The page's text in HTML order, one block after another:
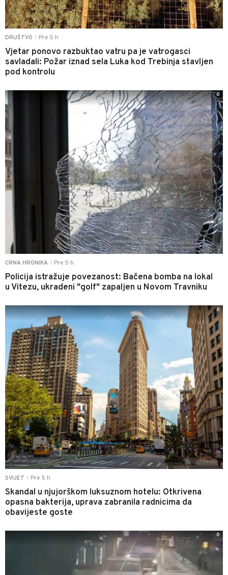
DRUŠTVO Pre 5 h
Vjetar ponovo razbuktao vatru pa je vatrogasci
savladali: Požar iznad sela Luka kod Trebinja stavljen
pod kontrolu
CRNA HRONIKA Pre 5 h
Policija istražuje povezanost: Bačena bomba na lokal
u Vitezu, ukradeni "golf" zapaljen u Novom Travniku
0
SVIJET Pre 5 h
Skandal u njujorškom luksuznom hotelu: Otkrivena
opasna bakterija, uprava zabranila radnicima da
obavijeste goste
0
0